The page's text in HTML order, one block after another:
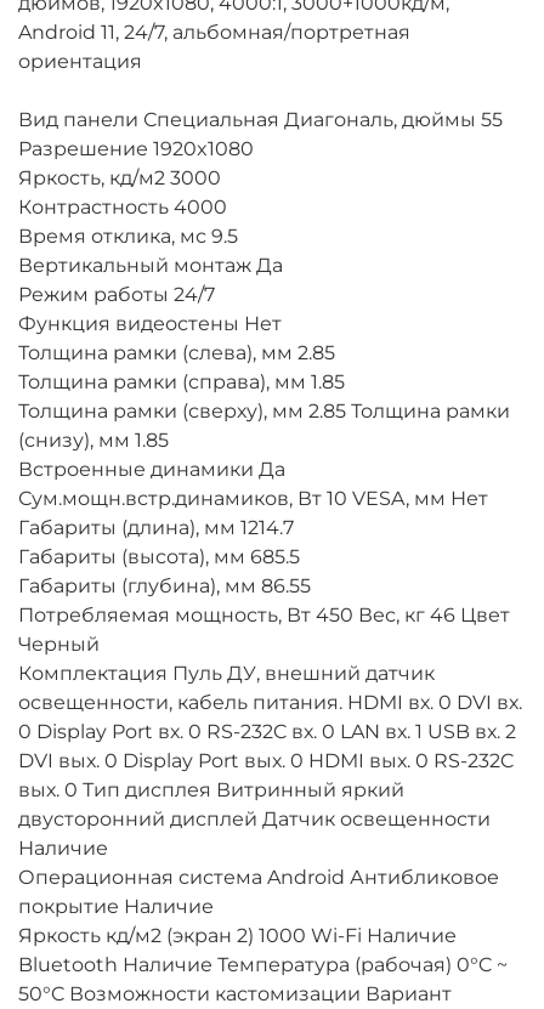
Android 11, 24/7, альбомная/портретная
ориентация
Вид панели Специальная Диагональ, дюймы 55
Разрешение 1920x1080
Яркость, кд/м2 3000
Контрастность 4000
Время отклика, мс 9.5
Вертикальный монтаж Да
Режим работы 24/7
Функция видеостены Нет
Толщина рамки (слева), мм 2.85
Толщина рамки (справа), мм 1.85
Толщина рамки (сверху), мм 2.85 Толщина рамки
(снизу), мм 1.85
Встроенные динамики Да
Сум.мощн.встр.динамиков, Вт 10 VESA, мм Нет
Габариты (длина), мм 1214.7
Габариты (высота), мм 685.5
Габариты (глубина), мм 86.55
Потребляемая мощность, Вт 450 Вес, кг 46 Цвет
Черный
Комплектация Пуль ДУ, внешний датчик
освещенности, кабель питания. HDMI вх. 0 DVI вх.
0 Display Port вх. 0 RS-232C вх. 0 LAN вх. 1 USB вх. 2
DVI вых. 0 Display Port вых. 0 HDMI вых. 0 RS-232C
вых. 0 Тип дисплея Витринный яркий
двусторонний дисплей Датчик освещенности
Наличие
Операционная система Android Антибликовое
покрытие Наличие
Яркость кд/м2 (экран 2) 1000 Wi-Fi Наличие
Bluetooth Наличие Температура (рабочая) 0°C ~
50°C Возможности кастомизации Вариант